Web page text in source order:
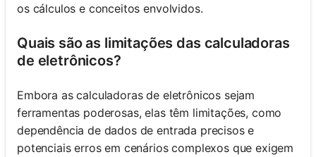
os cálculos e conceitos envolvidos.
Quais são as limitações das calculadoras
de eletrônicos?
Embora as calculadoras de eletrônicos sejam
ferramentas poderosas, elas têm limitações, como
dependência de dados de entrada precisos e
potenciais erros em cenários complexos que exigem